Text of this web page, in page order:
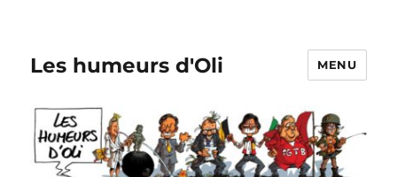
Les humeurs d'Oli MENU